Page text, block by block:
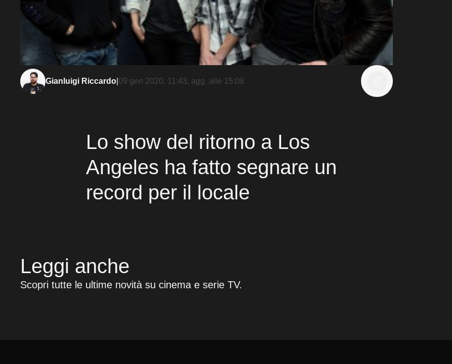
Gianluigi Riccardo 09 gen 2020, 11:43, agg. alle 15:08
Lo show del ritorno a Los
Angeles ha fatto segnare un
record per il locale
Leggi anche
Scopri tutte le ultime novità su cinema e serie TV.